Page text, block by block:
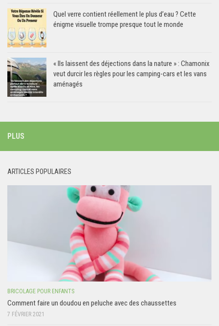
Quel verre contient réellement le plus d’eau ? Cette
énigme visuelle trompe presque tout le monde
« Ils laissent des déjections dans la nature » : Chamonix
veut durcir les règles pour les camping-cars et les vans
aménagés
PLUS
ARTICLES POPULAIRES
BRICOLAGE POUR ENFANTS
Comment faire un doudou en peluche avec des chaussettes
7 FÉVRIER 2021